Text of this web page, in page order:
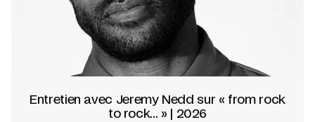
Entretien avec Jeremy Nedd sur « from rock
to rock... » | 2026